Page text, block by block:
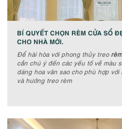
BÍ QUYẾT CHỌN RÈM CỬA SỔ
CHO NHÀ MỚI.
Để hài hòa với phong thủy treo
cần chú ý đến các yếu tố về màu
dáng hoa văn sao cho phù hợp
và hướng treo rèm